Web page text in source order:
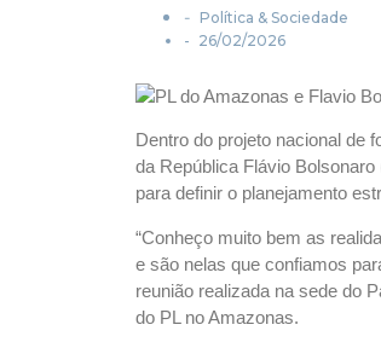
- Política & Sociedade
- 26/02/2026
Dentro do projeto nacional de
da República Flávio
para definir o planejamento
“Conheço muito bem as
e são nelas que confiamos
reunião realizada na sede do
do PL no Amazonas.